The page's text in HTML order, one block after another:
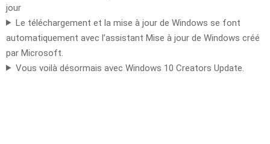
jour
Le téléchargement et la mise à jour de Windows se font
automatiquement avec l’assistant Mise à jour de Windows créé
par Microsoft.
Vous voilà désormais avec Windows 10 Creators Update.